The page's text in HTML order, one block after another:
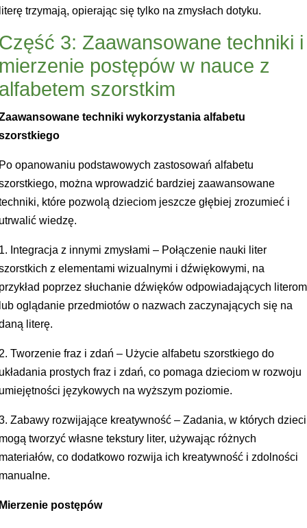
trzymają, opierając się tylko na zmysłach dotyku.
3: Zaawansowane techniki i
postępów w nauce z
szorstkim
techniki wykorzystania alfabetu
opanowaniu podstawowych zastosowań alfabetu
można wprowadzić bardziej zaawansowane
które pozwolą dzieciom jeszcze głębiej zrozumieć i
wiedzę.
Integracja z innymi zmysłami – Połączenie nauki liter
z elementami wizualnymi i dźwiękowymi, na
poprzez słuchanie dźwięków odpowiadających literom
oglądanie przedmiotów o nazwach zaczynających się na
literę.
Tworzenie fraz i zdań – Użycie alfabetu szorstkiego do
prostych fraz i zdań, co pomaga dzieciom w rozwoju
językowych na wyższym poziomie.
Zabawy rozwijające kreatywność – Zadania, w których dzieci
tworzyć własne tekstury liter, używając różnych
co dodatkowo rozwija ich kreatywność i zdolności
postępów